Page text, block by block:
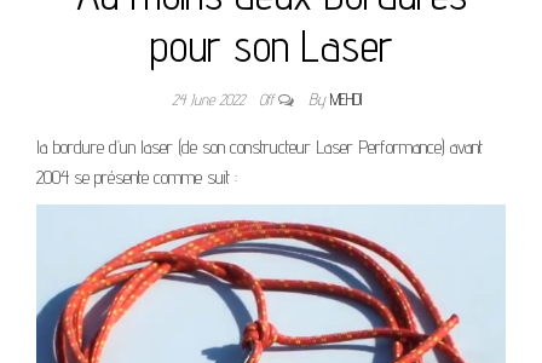
pour son Laser
24 June 2022 Off By MEHDI
la bordure d’un laser (de son constructeur Laser Performance) avant
2004 se présente comme suit :